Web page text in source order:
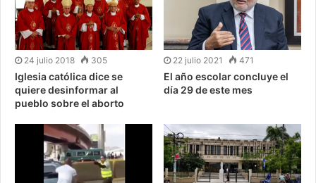
24 julio 2018 305
Iglesia católica dice se
quiere desinformar al
pueblo sobre el aborto
22 julio 2021 471
El año escolar concluye el
día 29 de este mes